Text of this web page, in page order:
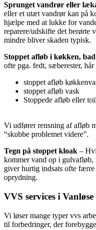
Sprunget vandrør eller
eller et utæt vandrør kan på
hjælpe med at lukke for
reparere/udskifte det berørte
mindre bliver skaden typisk.
Stoppet afløb i køkken,
ofte pga. fedt, sæberester,
stoppet afløb
stoppet afløb vask
Stoppede afløb eller
Vi udfører rensning af afløb
“skubbe problemet videre”.
Tegn på stoppet kloak –
kommer vand op i gulvafløb,
giver hurtig indsats ofte
oprydning.
VVS services i
Vi løser mange typer vvs
til forbedringer, der